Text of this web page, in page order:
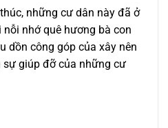
những cư dân này đã ở
nhớ quê hương bà con
dồn công góp của xây nên
giúp đỡ của những cư